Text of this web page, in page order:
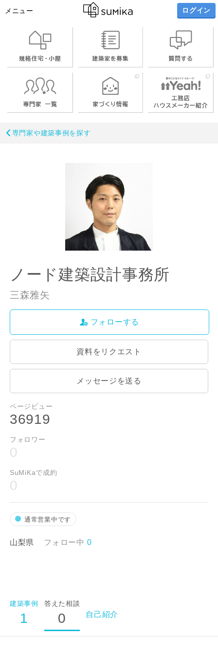
メニュー ログイン
専門家や建築事例を探す
ノード建築設計事務所
三森雅矢
フォローする
資料をリクエスト
メッセージを送る
ページビュー
36919
フォロワー
0
SuMiKaで成約
0
通常営業中です
山梨県 フォロー中 0
建築事例
1
答えた相談
0 自己紹介
-
都道府県
市区町村
番地、建物名
完成希望時期
専門家の都合により、資料の送付が遅くなったり、送付
できない場合があります。あらかじめご了承ください。
閉じる
閉じる